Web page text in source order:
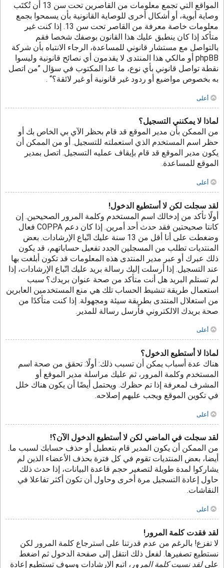
المواقع التي تجمع معلومات من القاصرين تحت سن 13 أن تُكتَب
وصاية أبوية، أو أشكال أخرى للوصاية القانونية بأن يسمحوا بجمع
معلومات خاصة معرفة من القاصر تحت سن 13. إذا كنت غير
متأكد إذا كان ينطبق عليك هذا القانون بوصفك شخصا فقم
بالتواصل مع مستشار قانوني للمساعدة، الرجاء الانتباه بأن شركة
phpBB أو مالكي هذا المنتدى لا يقدمون أي نصائح قانونية وليسوا
نقطة تواصل قانوني بأي نوع، ما عدا المكتوب في سؤال ”من اتصل
به بخصوص مواضيع أو ردود غير قانونية أو غير لائقة؟“ .
أعلى
لماذا لا يمكنني التسجيل؟
من الممكن بأن مدير الموقع قد قام بحظر الآي بي الخاص بك أو
حظر اسم المستخدم الذي استعملته للتسجيل. أو من الممكن أن
يكون مدير الموقع قد قام بإيقاف عمليه التسجيل. اتصل بمدير
الموقع للمساعدة.
أعلى
لقد سجلت لكن لا أستطيع الدخول!
أولًا تأكد من إدخالك اسم المستخدم وكلمة المرور الصحيحين. إن
كانتا صحيحتين فقد حدث أحد أمرين. إذا كان دعم COPPA فعال
وضغطت على أنا أقل من 13 سنة عليك اتّباع الإرشادات. بعض
المنتديات تطلب من المسجلين الجدد تفعيل حساباتهم، قد يكون
ذلك عبرك أو عبر مدير المنتدى هذه المعلومات قد تكون أبلغت بها
عند التسجيل. إذا أرسلت إليك رسالة بريد عليك اتّباع الإرشادات، إذا
لم تستلم البريد هل أنت متأكد من صحة عنوان بريدك؟ سبب
استعمال طريقة تنشيط الحساب تلك هي منع المستخدمين العابرين
من استغلال المنتدى بطريقة سيئة ومجهولة. إذا كنت متأكدًا من
صحة بريدك الالكتروني فأرسل رسالة للمدير.
أعلى
لماذا لا أستطيع الدخول؟
هناك عدة أسباب يمكن أن تسبب ذلك: أولًا: تحقق من صحة اسم
المستخدم وكلمة المرور، ثم عليك مراسلة مدير الموقع أو
المشرف لمعرفة إذا تم حظرك. ويحتمل أيضًا أن يكون هناك خلل
في تكوين الموقع ويجب عليهم إصلاحه.
أعلى
لقد سجلت في الماضي لكن لا أستطيع الدخول الآن؟!
من الممكن أن يكون المدير قام بتعطيل أو حذف حسابك لسبب ما.
أيضا، بعض المنتديات تقوم في كل فترة بحذف الأعضاء الذين لم
يشاركوا لمدة طويلة لتصغير حجم قاعدة البيانات، إذا حدث ذلك
حاول إعادة التسجيل مرة أخرى وحاول أن تكون أكثر تفاعلا في
النقاشات.
أعلى
لقد فقدت كلمة المرور!
لا تفزع! بالرغم من عدم قدرتنا على استرجاع كلمة المرور لكن
نستطيع تصفيرها. لفعل ذلك انتقل إلى صفحة الدخول ثم اضغط
علىلقد نسيت كلمة المرور ، اتبع الإرشادات وسوف تستطيع إعادة